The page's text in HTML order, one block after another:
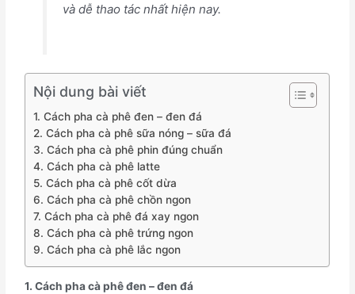
và dễ thao tác nhất hiện nay.
Nội dung bài viết
1. Cách pha cà phê đen – đen đá
2. Cách pha cà phê sữa nóng – sữa đá
3. Cách pha cà phê phin đúng chuẩn
4. Cách pha cà phê latte
5. Cách pha cà phê cốt dừa
6. Cách pha cà phê chồn ngon
7. Cách pha cà phê đá xay ngon
8. Cách pha cà phê trứng ngon
9. Cách pha cà phê lắc ngon
1. Cách pha cà phê đen – đen đá